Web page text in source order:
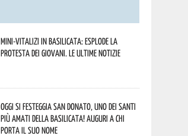
Mini-vitalizi in Basilicata: esplode la
protesta dei giovani. Le ultime notizie
Oggi si festeggia San Donato, uno dei Santi
più amati della Basilicata! Auguri a chi
porta il suo nome